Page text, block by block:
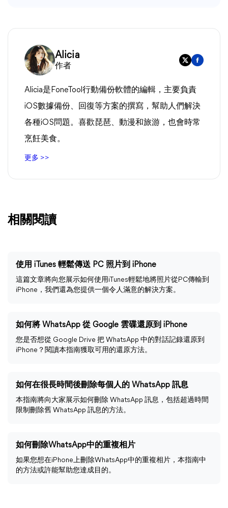
Alicia
作者
Alicia是FoneTool行動備份軟體的編輯，主要負責
iOS數據備份、回復等方案的撰寫，幫助人們解決
各種iOS問題。喜歡琵琶、動漫和旅游，也會時常
烹飪美食。
更多 >>
相關閱讀
使用 iTunes 輕鬆傳送 PC 照片到 iPhone
這篇文章將向您展示如何使用iTunes輕鬆地將照片從PC傳輸到
iPhone，我們還為您提供一個令人滿意的解決方案。
如何將 WhatsApp 從 Google 雲碟還原到 iPhone
您是否想從 Google Drive 把 WhatsApp 中的對話記錄還原到
iPhone？閱讀本指南獲取可用的還原方法。
如何在很長時間後刪除每個人的 WhatsApp 訊息
本指南將向大家展示如何刪除 WhatsApp 訊息，包括超過時間
限制刪除舊 WhatsApp 訊息的方法。
如何刪除WhatsApp中的重複相片
如果您想在iPhone上刪除WhatsApp中的重複相片，本指南中
的方法或許能幫助您達成目的。